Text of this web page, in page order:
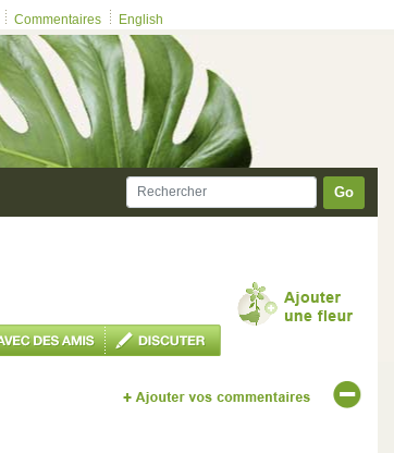
Commentaires English
Go